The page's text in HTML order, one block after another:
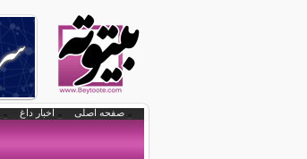
صفحه اصلی اخبار داغ